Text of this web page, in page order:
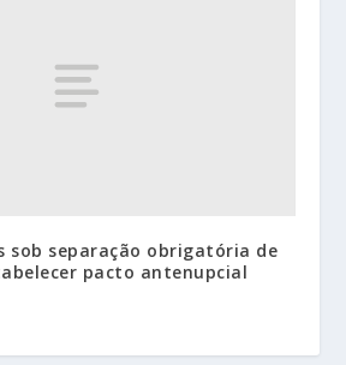
sob separação obrigatória de
pacto antenupcial